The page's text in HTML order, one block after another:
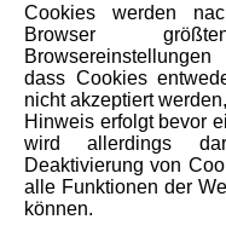
Cookies werden
Browser
dass Cookies
nicht akzeptiert
Hinweis erfolgt bevor
wird allerdings
Deaktivierung von
alle Funktionen der
können.